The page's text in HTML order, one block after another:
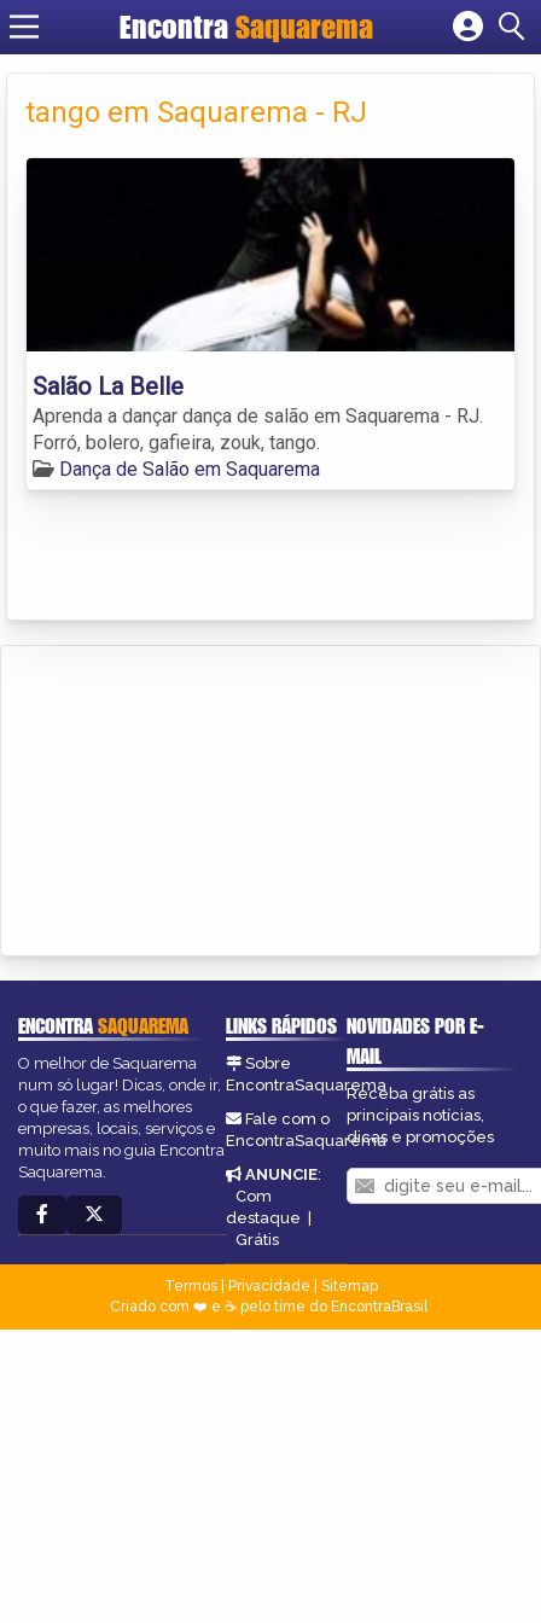
Encontra Saquarema
Cadastrar empresa
Criar conta
tango em Saquarema - RJ
Salão La Belle
Aprenda a dançar dança de salão em Saquarema - RJ.
Forró, bolero, gafieira, zouk, tango.
Dança de Salão em Saquarema
ENCONTRASAQUAREMA
O melhor de Saquarema
num só lugar! Dicas, onde ir,
o que fazer, as melhores
empresas, locais, serviços e
muito mais no guia Encontra
Saquarema.
LINKS RÁPIDOS
Sobre
EncontraSaquarema
Fale com o
EncontraSaquarema
ANUNCIE:
Com
destaque |
Grátis
NOVIDADES POR E-
MAIL
Receba grátis as
principais notícias,
dicas e promoções
Termos| Privacidade
Sitemap
Criado com ❤️ e ☕ pelo time do EncontraBrasil